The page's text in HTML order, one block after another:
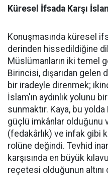
Küresel İfsada Karşı
Konuşmasında küresel
derinden hissedildiğine
Müslümanların iki temel
Birincisi, dışarıdan gelen
bir iradeyle direnmek;
İslam'ın aydınlık yolunu
sunmaktır. Kaya, bu
güçlü imkânlar olduğunu
(fedakârlık) ve infak gibi
rolüne değindi. Tevhid
karşısında en büyük
reçetesi olduğunun altını